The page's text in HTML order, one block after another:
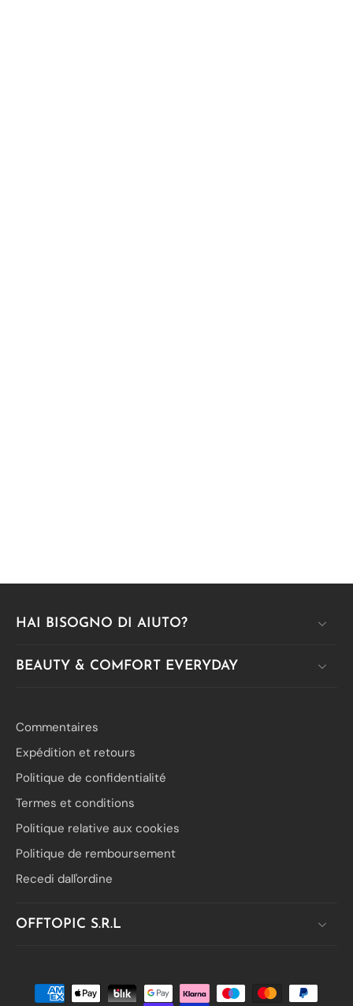
HAI BISOGNO DI AIUTO?
BEAUTY & COMFORT EVERYDAY
Commentaires
Expédition et retours
Politique de confidentialité
Termes et conditions
Politique relative aux cookies
Politique de remboursement
Recedi dall'ordine
OFFTOPIC S.R.L